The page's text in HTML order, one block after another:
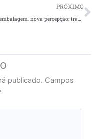
PRÓXIMO
Nova embalagem, nova percepção: transforme sua marca com mudanças visuais inteligentes
publicado. Campos